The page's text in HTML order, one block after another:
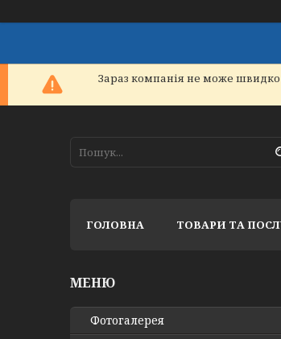
Зараз компанія не може швидко
ГОЛОВНА ТОВАРИ ТА
Фотогалерея